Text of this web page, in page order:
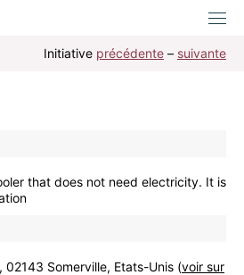
Initiative précédente – suivante
that does not need electricity. It is
02143 Somerville, Etats-Unis (voir sur